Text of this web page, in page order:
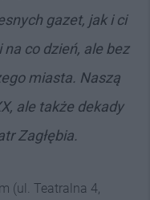
gazet, jak i ci
co dzień, ale bez
miasta. Naszą
ale także dekady
Zagłębia.
(ul. Teatralna 4,